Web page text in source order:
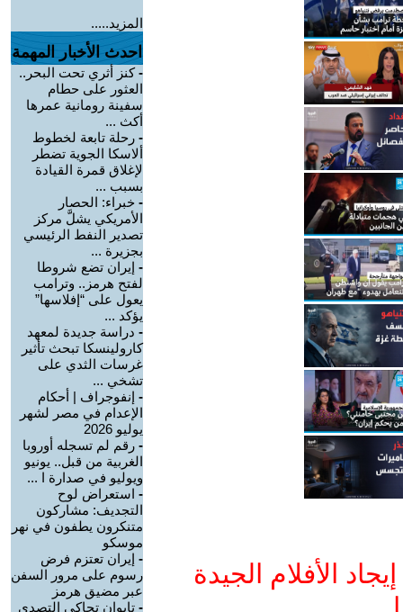
الأفلام الجيدة
المزيد.....
احدث الأخبار المهمة
-كنز أثري تحت البحر..
العثور على حطام
سفينة رومانية عمرها
أكث ...
- رحلة تابعة لخطوط
ألاسكا الجوية تضطر
لإغلاق قمرة القيادة
بسبب ...
- خبراء: الحصار
الأمريكي يشلَّ مركز
تصدير النفط الرئيسي
بجزيرة ...
- إيران تضع شروطا
لفتح هرمز.. وترامب
يعول على “إفلاسها”
يؤكد ...
- دراسة جديدة لمعهد
كارولينسكا تبحث تأثير
غرسات الثدي على
تشخي ...
- إنفوجراف | أحكام
الإعدام في مصر لشهر
يوليو 2026
- رقم لم تسجله أوروبا
الغربية من قبل.. يونيو
ويوليو في صدارة ا ...
- استعراض لوح
التجديف: مشاركون
متنكرون يطفون في نهر
موسكو
- إيران تعتزم فرض
رسوم على مرور السفن
عبر مضيق هرمز
- تايوان تحاكي التصدي